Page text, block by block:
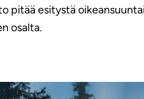
pitää esitystä
osalta.